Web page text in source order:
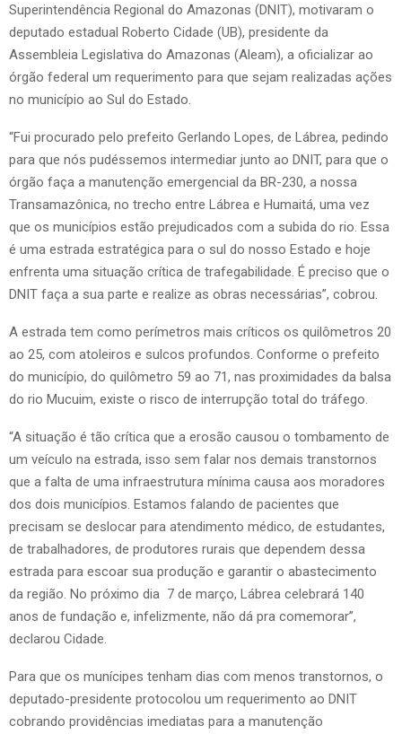
Superintendência Regional do Amazonas (DNIT), motivaram o
deputado estadual Roberto Cidade (UB), presidente da
Assembleia Legislativa do Amazonas (Aleam), a oficializar ao
órgão federal um requerimento para que sejam realizadas ações
no município ao Sul do Estado.
“Fui procurado pelo prefeito Gerlando Lopes, de Lábrea, pedindo
para que nós pudéssemos intermediar junto ao DNIT, para que o
órgão faça a manutenção emergencial da BR-230, a nossa
Transamazônica, no trecho entre Lábrea e Humaitá, uma vez
que os municípios estão prejudicados com a subida do rio. Essa
é uma estrada estratégica para o sul do nosso Estado e hoje
enfrenta uma situação crítica de trafegabilidade. É preciso que o
DNIT faça a sua parte e realize as obras necessárias”, cobrou.
A estrada tem como perímetros mais críticos os quilômetros 20
ao 25, com atoleiros e sulcos profundos. Conforme o prefeito
do município, do quilômetro 59 ao 71, nas proximidades da balsa
do rio Mucuim, existe o risco de interrupção total do tráfego.
“A situação é tão crítica que a erosão causou o tombamento de
um veículo na estrada, isso sem falar nos demais transtornos
que a falta de uma infraestrutura mínima causa aos moradores
dos dois municípios. Estamos falando de pacientes que
precisam se deslocar para atendimento médico, de estudantes,
de trabalhadores, de produtores rurais que dependem dessa
estrada para escoar sua produção e garantir o abastecimento
da região. No próximo dia 7 de março, Lábrea celebrará 140
anos de fundação e, infelizmente, não dá pra comemorar”,
declarou Cidade.
Para que os munícipes tenham dias com menos transtornos, o
deputado-presidente protocolou um requerimento ao DNIT
cobrando providências imediatas para a manutenção